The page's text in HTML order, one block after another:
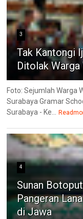
3
Tak Kantongi
Ditolak
Foto: Sejumlah Warga
Surabaya Gramar
Surabaya - Ke...
4
Sunan
Pangeran
di Jawa